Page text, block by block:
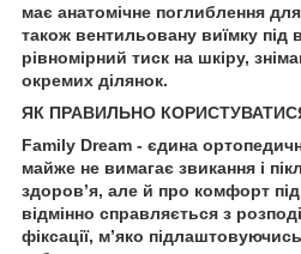
має анатомічне поглиблення
також вентильовану виїмку під
рівномірний тиск на шкіру,
окремих ділянок.
ЯК ПРАВИЛЬНО
Family Dream - єдина
майже не вимагає звикання і
здоров’я, але й про комфорт
відмінно справляється з
фіксації, м’яко